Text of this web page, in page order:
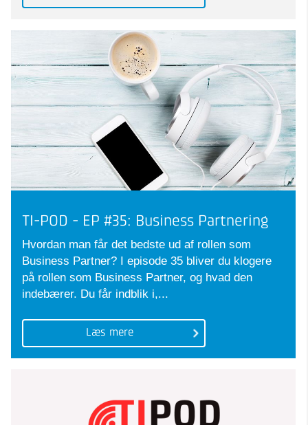
TI-POD - EP #35: Business Partnering
Hvordan man får det bedste ud af rollen som
Business Partner? I episode 35 bliver du klogere
på rollen som Business Partner, og hvad den
indebærer. Du får indblik i,...
Læs mere